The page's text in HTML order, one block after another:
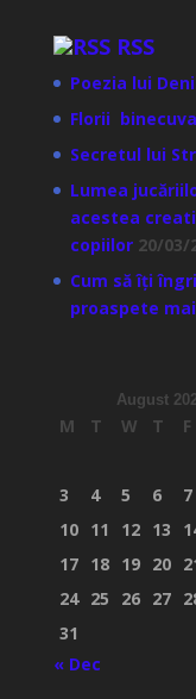
RSS
Poezia lui
Florii
Secretul lui
Lumea
acestea
copiilor 20/03/
Cum să îți
proaspete
August
M T W T F
3
4 5 6 7
10 11 12 13
17 18 19 20
24 25 26 27
31
« Dec